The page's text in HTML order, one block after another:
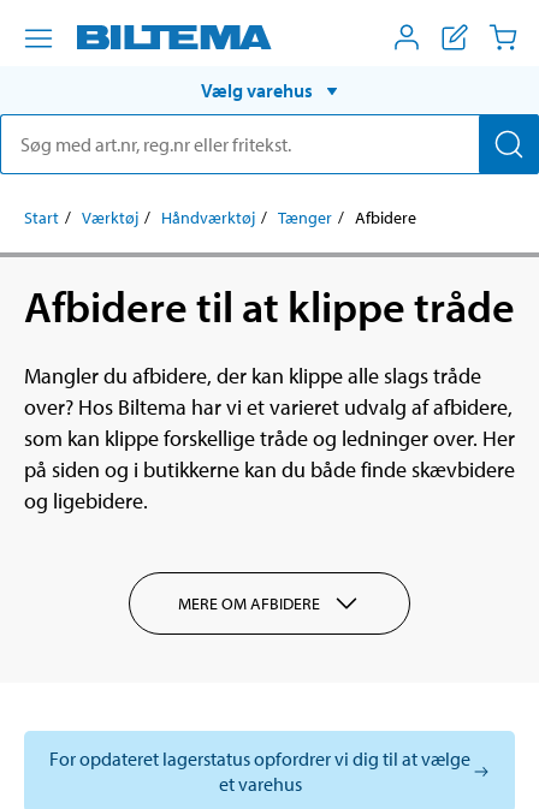
Vælg varehus
Start Værktøj Håndværktøj Tænger Afbidere
Afbidere til at klippe tråde
Mangler du afbidere, der kan klippe alle slags tråde
over? Hos Biltema har vi et varieret udvalg af afbidere,
som kan klippe forskellige tråde og ledninger over. Her
på siden og i butikkerne kan du både finde skævbidere
og ligebidere.
MERE OM AFBIDERE
For opdateret lagerstatus opfordrer vi dig til at vælge
et varehus